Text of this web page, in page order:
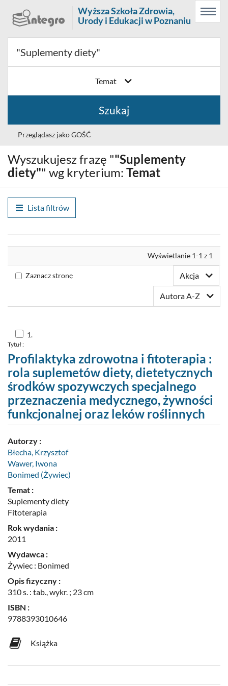
Menu
główne
Wyszukiwarka
Treść
główna
Menu
Prolib
Integro
strona
główna
Wyższa Szkoła Zdrowia,
Urody i Edukacji w Poznaniu
Temat
Szukaj
Przeglądasz jako GOŚĆ
Wybór
języka
Polski (PL)
Zaloguj
Zaproponuj zakup
Wyszukujesz frazę ""Suplementy
diety"" wg kryterium: Temat
Lista filtrów
Wyświetlanie 1-1 z 1
Zaznacz stronę Akcja
Autora A-Z
Skocz
do
nr
1
1.
Tytuł :
Profilaktyka zdrowotna i fitoterapia :
rola suplemetów diety, dietetycznych
środków spozywczych specjalnego
przeznaczenia medycznego, żywności
funkcjonalnej oraz leków roślinnych
Autorzy :
Błecha, Krzysztof
Wawer, Iwona
Bonimed (Żywiec)
Temat :
Suplementy diety
Fitoterapia
Rok wydania :
2011
Wydawca :
Żywiec : Bonimed
Opis fizyczny :
310 s. : tab., wykr. ; 23 cm
ISBN :
9788393010646
Książka